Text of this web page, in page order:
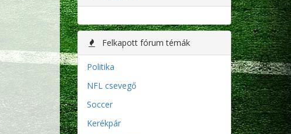
Felkapott fórum témák
Politika
NFL csevegő
Soccer
Kerékpár